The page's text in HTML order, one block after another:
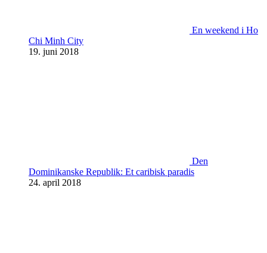
En weekend i Ho
Chi Minh City
19. juni 2018
Den
Dominikanske Republik: Et caribisk paradis
24. april 2018